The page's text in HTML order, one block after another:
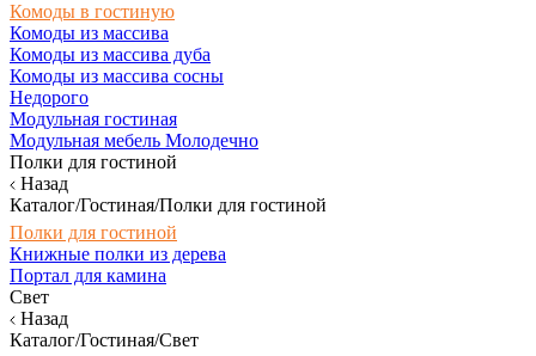
Комоды в гостиную
Комоды из массива
Комоды из массива дуба
Комоды из массива сосны
Недорого
Модульная гостиная
Модульная мебель Молодечно
Полки для гостиной
Назад
Каталог/Гостиная/Полки для гостиной
Полки для гостиной
Книжные полки из дерева
Портал для камина
Свет
Назад
Каталог/Гостиная/Свет